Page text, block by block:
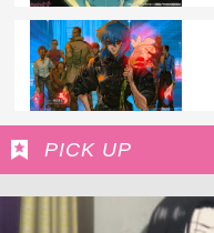
PICK UP